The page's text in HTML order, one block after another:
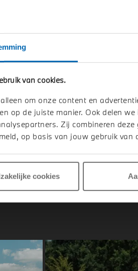
van cookies.
om onze content en
op de juiste manier. Ook delen
Zij combineren
op basis van jouw gebruik van
cookies
MINI Aceman
2026 1 km
€ 36.613